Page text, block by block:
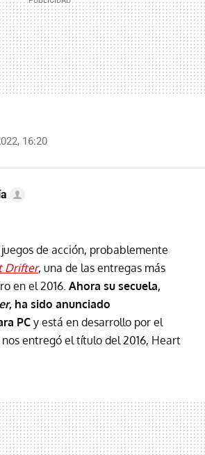
16:20
de acción, probablemente
Drifter, una de las entregas más
en el 2016. Ahora su secuela,
, ha sido anunciado
PC y está en desarrollo por el
entregó el título del 2016, Heart